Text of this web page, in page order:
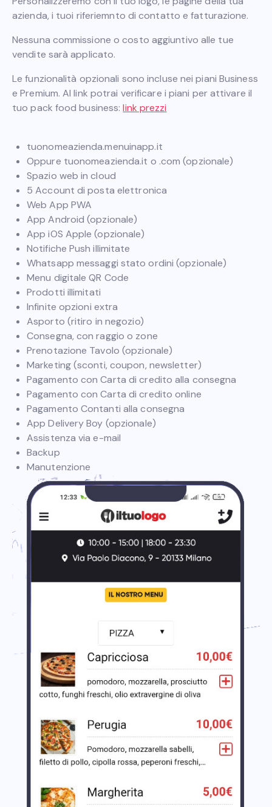
azienda, i tuoi riferiemnto di contatto e fatturazione.
Nessuna commissione o costo aggiuntivo alle tue
vendite sarà applicato.
Le funzionalità opzionali sono incluse nei piani Business
e Premium. Al link potrai verificare i piani per attivare il
tuo pack food business:link prezzi
tuonomeazienda.menuinapp.it
Oppure tuonomeazienda.it o .com (opzionale)
Spazio web in cloud
5 Account di posta elettronica
Web App PWA
App Android (opzionale)
App iOS Apple (opzionale)
Notifiche Push illimitate
Whatsapp messaggi stato ordini (opzionale)
Menu digitale QR Code
Prodotti illimitati
Infinite opzioni extra
Asporto (ritiro in negozio)
Consegna, con raggio o zone
Prenotazione Tavolo (opzionale)
Marketing (sconti, coupon, newsletter)
Pagamento con Carta di credito alla consegna
Pagamento con Carta di credito online
Pagamento Contanti alla consegna
App Delivery Boy (opzionale)
Assistenza via e-mail
Backup
Manutenzione